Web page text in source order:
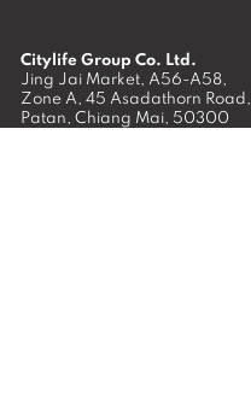
Citylife Group Co. Ltd.
Jing Jai Market, A56-A58,
Zone A, 45 Asadathorn Road,
Patan, Chiang Mai, 50300